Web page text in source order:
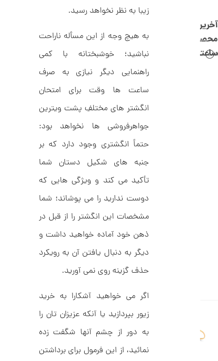
زیبا به نظر نخواهد رسید.
به هیچ وجه از این مسأله ناراحت
نباشید؛ خوشبختانه با کمی
راهنمایی دیگر نیازی به صرف
ساعت ها وقت برای امتحان
انگشتر های مختلفِ پشت ویترین
جواهرفروشی ها نخواهد بود:
حتماً انگشتری وجود دارد که بر
جنبه های شکیل دستان شما
تأکید می کند و ویژگی هایی که
دوست ندارید را می پوشاند؛ شما
مشخصات این انگشتر را از قبل در
ذهن خود آماده خواهید داشت و
دیگر به دنبال یافتن آن به رویکرد
حذف گزینه روی نمی آورید.
اگر می خواهید آشکارا به خرید
زیور بپردازید یا آنکه عزیزان تان را
به دور از چشم آنها شگفت زده
نمائید، از این فرمول برای برداشتن
آخرین
محصولات
ساعتچی